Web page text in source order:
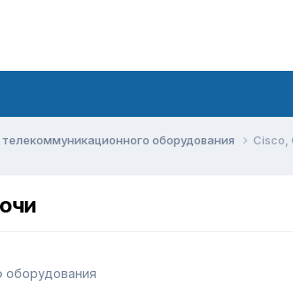
оборудования Сisco,
оборудования